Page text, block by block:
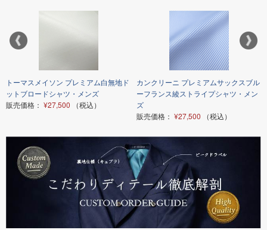
トーマスメイソン プレミアム白無地ド
ットブロードシャツ・メンズ
販売価格： ¥27,500 （税込）
カンクリーニ プレミアムサックスブル
ーフランス綾ストライプシャツ・メン
ズ
販売価格： ¥27,500 （税込）